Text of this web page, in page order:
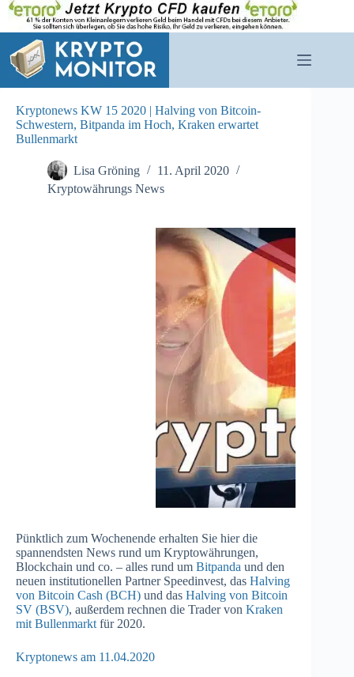
Zum
Inhalt
springen
Kryptonews KW 15 2020 | Halving von Bitcoin-
Schwestern, Bitpanda im Hoch, Kraken erwartet
Bullenmarkt
Lisa Gröning
11. April 2020
Kryptowährungs News
Pünktlich zum Wochenende erhalten Sie hier die
spannendsten News rund um Kryptowährungen,
Blockchain und co. – alles rund um Bitpanda und den
neuen institutionellen Partner Speedinvest, das Halving
von Bitcoin Cash (BCH) und das Halving von Bitcoin
SV (BSV), außerdem rechnen die Trader von Kraken
mit Bullenmarkt für 2020.
Kryptonews am 11.04.2020